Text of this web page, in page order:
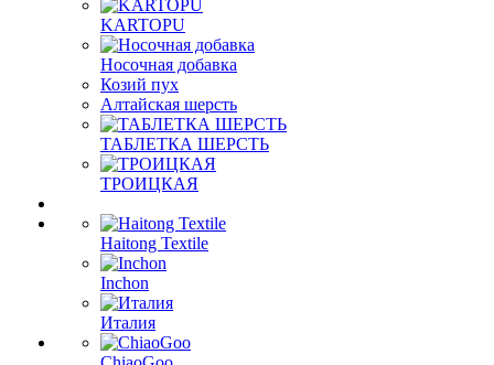
KARTOPU
Носочная добавка
Козий пух
Алтайская шерсть
ТАБЛЕTКА ШЕРСТЬ
ТРОИЦКАЯ
Haitong Textilе
Inchon
Италия